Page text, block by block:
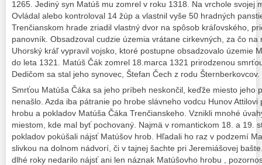
1265. Jediný syn Matúš mu zomrel v roku 1318. Na vrchole svojej
Ovládal alebo kontroloval 14 žúp a vlastnil vyše 50 hradných
Trenčianskom hrade zriadil vlastný dvor na spôsob kráľovského,
panovník. Obsadzoval cudzie územia vrátane cirkevných, za čo na
Uhorský kráľ vypravil vojsko, ktoré postupne obsadzovalo územie
do leta 1321. Matúš Čák zomrel 18.marca 1321 prirodzenou
Dedičom sa stal jeho synovec, Štefan Čech z rodu Šternberkovcov.
Smrťou Matúša Čáka sa jeho príbeh neskončil, keďže miesto jeho
nenašlo. Azda iba pátranie po hrobe slávneho vodcu Hunov
hrobu a pokladov Matúša Čáka Trenčianskeho. Vznikli mnohé
miestom, kde mal byť pochovaný. Najmä v romantickom 18. a 19.
pokladov pokúšali nájsť Matúšov hrob. Hľadali ho raz v podzemí
slivkou na dolnom nádvorí, či v tajnej šachte pri Jeremiášovej
dlhé roky nedarilo nájsť ani len náznak Matúšovho hrobu ,